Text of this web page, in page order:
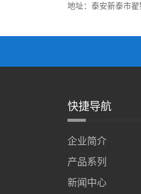
地址：泰安新泰市翟
快捷导航
企业简介
产品系列
新闻中心